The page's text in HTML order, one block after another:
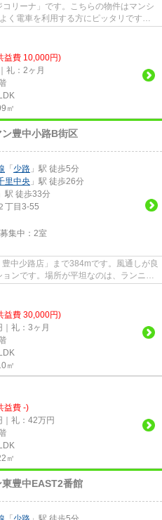
リーナ」です。こちらの物件はマンシ
く電車を利用する方にピッタリです。
益費 10,000円)
礼：2ヶ月
㎡
豊中小路B街区
「 少路 」駅 徒歩5分
里中央 」駅 徒歩26分
」駅 徒歩33分
丁目3-55
集中： 2室
中少路店」まで384mです。風通しが良
ンです。場所が平坦なのは、ランニン
益費 30,000円)
礼：3ヶ月
㎡
益費 -)
｜礼：42万円
㎡
豊中EAST2番館